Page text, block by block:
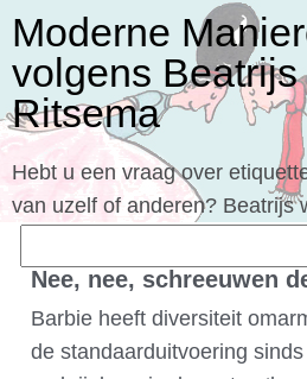
Moderne
volgens Beatrijs
Ritsema
Hebt u een vraag over
van uzelf of anderen? Beatrijs
naar:Nee, nee, schreeuwen
Barbie heeft diversiteit
de standaarduitvoering